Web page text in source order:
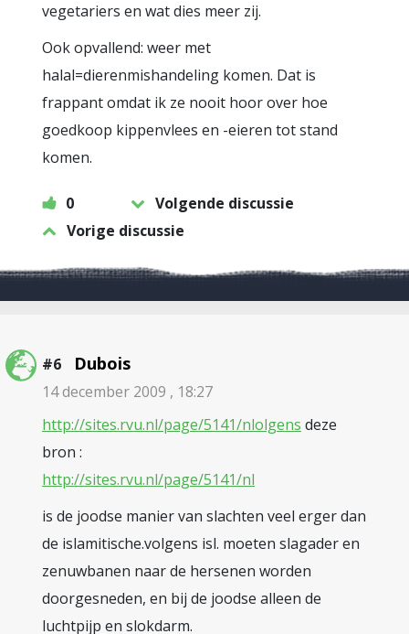
vegetariers en wat dies meer zij.
Ook opvallend: weer met
halal=dierenmishandeling komen. Dat is
frappant omdat ik ze nooit hoor over hoe
goedkoop kippenvlees en -eieren tot stand
komen.
0
Volgende discussie
Vorige discussie
#6 Dubois
14 december 2009 , 18:27
http://sites.rvu.nl/page/5141/nlolgens deze
bron :
http://sites.rvu.nl/page/5141/nl
is de joodse manier van slachten veel erger dan
de islamitische.volgens isl. moeten slagader en
zenuwbanen naar de hersenen worden
doorgesneden, en bij de joodse alleen de
luchtpijp en slokdarm.